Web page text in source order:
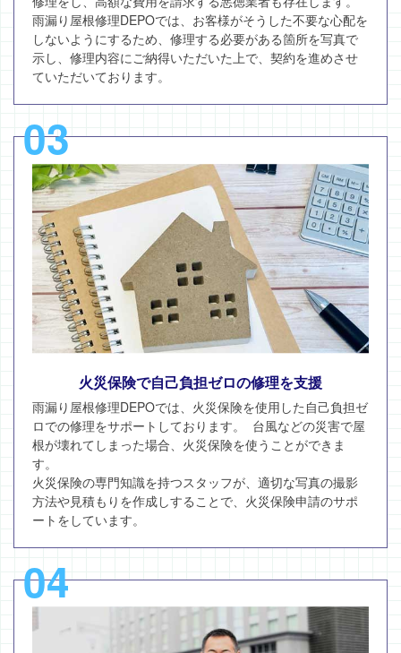
雨漏り屋根修理DEPOでは、お客様がそうした不要な心配を
しないようにするため、修理する必要がある箇所を写真で
示し、修理内容にご納得いただいた上で、契約を進めさせ
ていただいております。
03
火災保険で自己負担ゼロの修理を支援
雨漏り屋根修理DEPOでは、火災保険を使用した自己負担ゼ
ロでの修理をサポートしております。 台風などの災害で屋
根が壊れてしまった場合、火災保険を使うことができま
す。
火災保険の専門知識を持つスタッフが、適切な写真の撮影
方法や見積もりを作成しすることで、火災保険申請のサポ
ートをしています。
04